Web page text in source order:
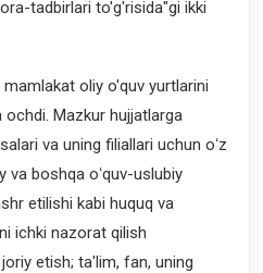
tadbirlari to'g'risida"gi ikki
oliy o'quv yurtlarini
Mazkur hujjatlarga
va uning filiallari uchun oʻz
va boshqa oʻquv-uslubiy
etilishi kabi huquq va
ichki nazorat qilish
etish; ta'lim, fan, uning